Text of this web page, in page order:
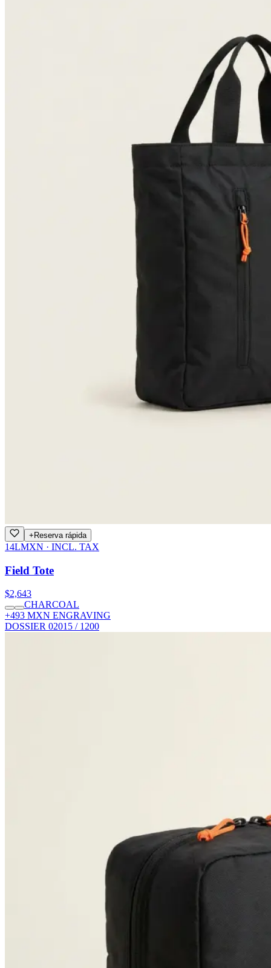
+ Reserva rápida
14LMXN · INCL. TAX
Field Tote
$2,643
CHARCOAL
+493 MXN ENGRAVING
DOSSIER 02015 / 1200